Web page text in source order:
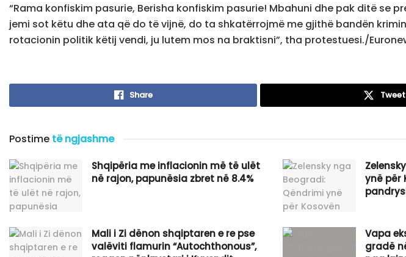
“Rama konfiskim pasurie, Berisha konfiskim pasurie! Mbahuni dhe pak ditë se
jemi sot këtu dhe ata që do të vijnë, do ta shkatërrojmë me gjithë bandën
rotacionin politik këtij vendi, ju lutem mos na braktisni”, tha protestuesi./
Share Tweet
Postime të ngjashme
Shqipëria me inflacionin më të ulët
në rajon, papunësia zbret në 8.4%
ynë për
​Mali i Zi dënon shqiptaren e re pse
valëviti flamurin “Autochthonous”,
Vapa
gradë